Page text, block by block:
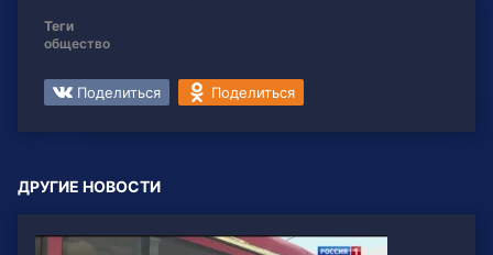
Теги
общество
Поделиться Поделиться
ДРУГИЕ НОВОСТИ